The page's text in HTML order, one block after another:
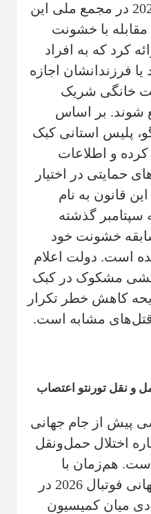
دولت کبک روز 13 مه 2026 در مجمع ملی این
مقابله با خشونت
کرد که به افراد
یا فرزندانشان اجازه
خانگی شریک
شوند. بر اساس
پلیس استانی کبک
و اطلاعات
حمایتی در اختیار
قانون به نام
سپتامبر گذشته
خشونت خود
است. دولت اعلام
از ثبت 10 زن‌کشی مشکوک در کبک
هدف لایحه کاهش خطر تکرار
مشابه است.
و نقل تورنتو اعتصاب
پیش از جام جهانی
درباره اختلال حمل‌ونقل
است. هم‌زمان با
نزدیک شدن آغاز جام جهانی فوتبال 2026 در
میان کمیسیون